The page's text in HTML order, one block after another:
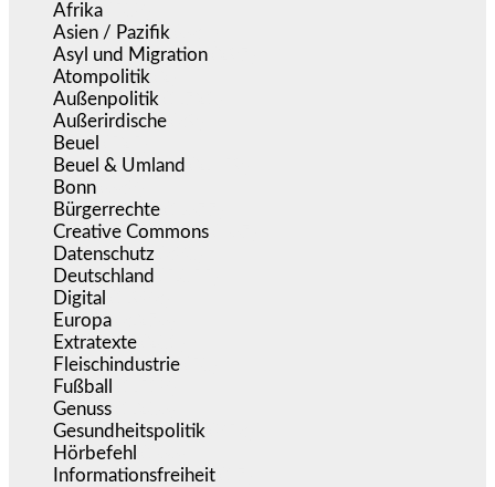
Afrika
Asien / Pazifik
Asyl und Migration
Atompolitik
Außenpolitik
Außerirdische
Beuel
Beuel & Umland
Bonn
Bürgerrechte
Creative Commons
Datenschutz
Deutschland
Digital
Europa
Extratexte
Fleischindustrie
Fußball
Genuss
Gesundheitspolitik
Hörbefehl
Informationsfreiheit